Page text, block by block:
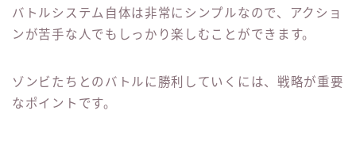
バトルシステム自体は非常にシンプルなので、アクショ
ンが苦手な人でもしっかり楽しむことができます。
ゾンビたちとのバトルに勝利していくには、戦略が重要
なポイントです。